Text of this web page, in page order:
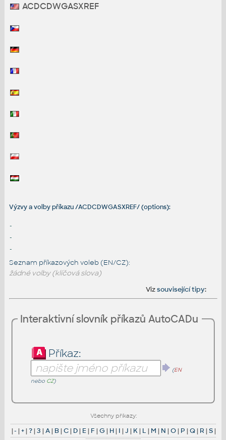
ACDCDWGASXREF
Výzvy a volby příkazu /ACDCDWGASXREF/ (options):
-
-
-
Seznam příkazových voleb (EN/CZ):
žádné volby (klíčová slova)
Vizsouvisející tipy:
Interaktivní slovník příkazů AutoCADu
Příkaz:
(EN
nebo CZ)
Všechny příkazy:
|- |+|?|3 |A| B|C| D| E| F |G| H| I |J | K| L | M | N |O| P |Q| R |S|